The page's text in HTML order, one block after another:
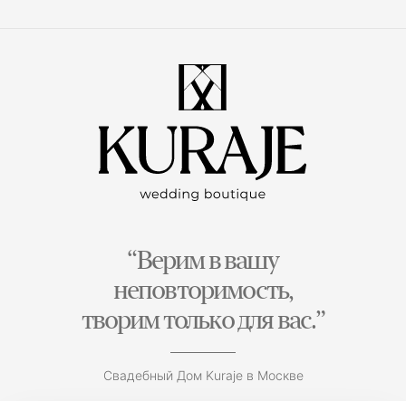
“Верим в вашу
неповторимость,
творим только для вас.”
Свадебный Дом Kuraje в Москве